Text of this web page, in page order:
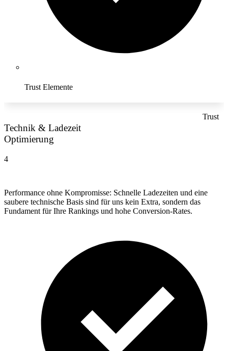
Trust Elemente
Trust
Technik & Ladezeit
Optimierung
4
Performance ohne Kompromisse: Schnelle Ladezeiten und eine
saubere technische Basis sind für uns kein Extra, sondern das
Fundament für Ihre Rankings und hohe Conversion-Rates.